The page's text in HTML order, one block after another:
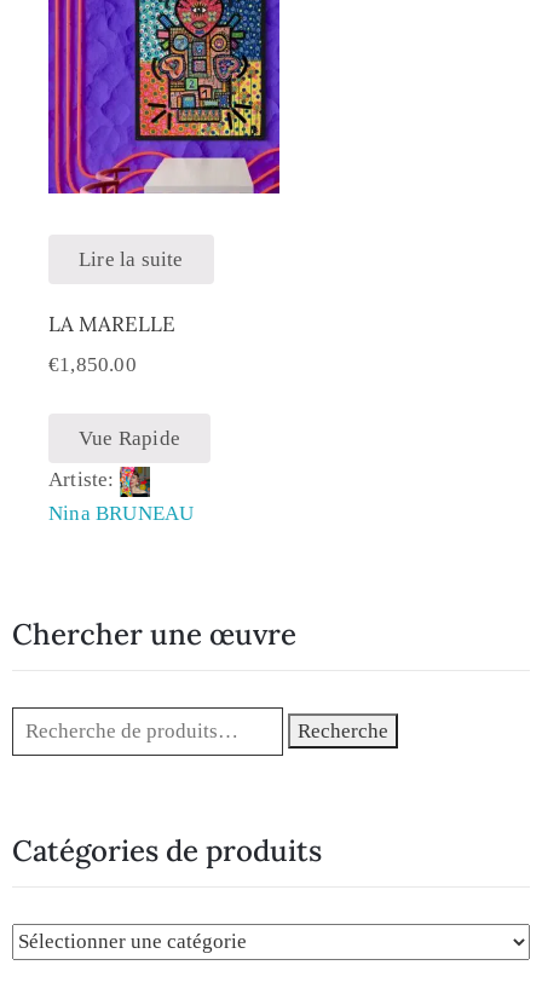
Lire la suite
LA MARELLE
€1,850.00
Vue Rapide
Artiste:
Nina BRUNEAU
Chercher une œuvre
Recherche
Catégories de produits